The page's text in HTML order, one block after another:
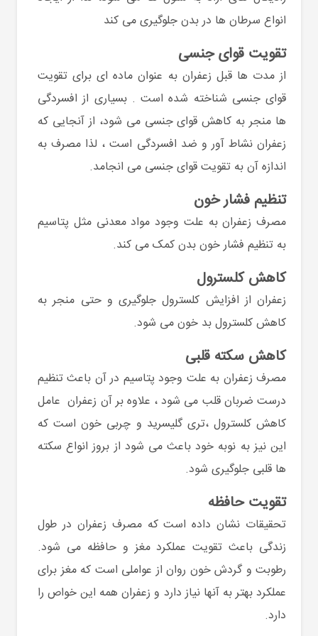
انواع سرطان ها در بدن جلوگیری می کند
تقویت قوای جنسی
از مدت ها قبل زعفران به عنوان ماده ای برای تقویت
قوای جنسی شناخته شده است . بسیاری از افسردگی
ها منجر به کاهش قوای جنسی می شود، از آنجایی که
زعفران نشاط آور و ضد افسردگی است ، لذا مصرف به
اندازه آن به تقویت قوای جنسی می انجامد.
تنظیم فشار خون
مصرف زعفران به علت وجود مواد معدنی مثل پتاسیم
به تنظیم فشار خون بدن کمک می کند.
کاهش کلسترول
زعفران از افزایش کلسترول جلوگیری و حتی منجر به
کاهش کلسترول بد خون می شود.
کاهش سکته قلبی
مصرف زعفران به علت وجود پتاسیم در آن باعث تنظیم
درست ضربان قلب می شود ، علاوه بر آن زعفران عامل
کاهش کلسترول ،تری گلیسرید و چربی خون است که
این نیز به نوبه خود باعث می شود از بروز انواع سکته
ها قلبی جلوگیری شود.
تقویت حافظه
تحقیقات نشان داده است که مصرف زعفران در طول
زندگی باعث تقویت عملکرد مغز و حافظه می شود.
رطوبت و گردش خون روان از عواملی است که مغز برای
عملکرد بهتر به آنها نیاز دارد و زعفران همه این خواص را
دارد.